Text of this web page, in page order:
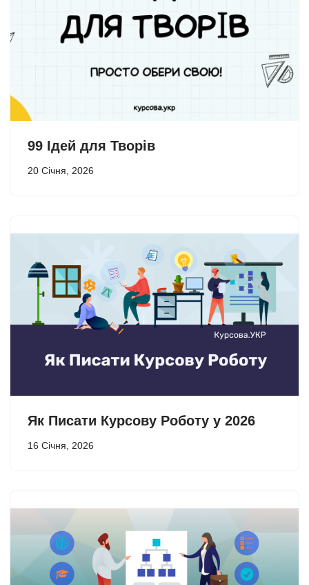
99 Ідей для Творів
20 Січня, 2026
Як Писати Курсову Роботу у 2026
16 Січня, 2026